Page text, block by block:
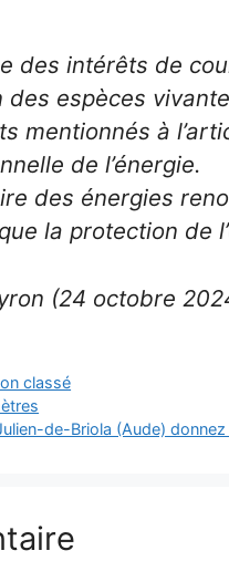
des intérêts de
espèces
mentionnés à
de l’énergie.
des énergies
la protection de
(24 octobre
classé
de-Briola (Aude)